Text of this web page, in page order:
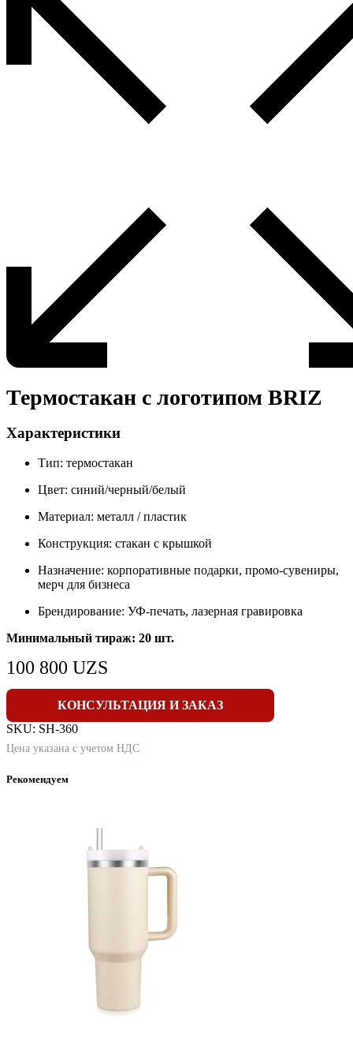
Термостакан с логотипом BRIZ
Характеристики
Тип: термостакан
Цвет: синий/черный/белый
Материал: металл / пластик
Конструкция: стакан с крышкой
Назначение: корпоративные подарки, промо-сувениры,
мерч для бизнеса
Брендирование: УФ-печать, лазерная гравировка
Минимальный тираж: 20 шт.
100 800 UZS
КОНСУЛЬТАЦИЯ И ЗАКАЗ
SKU: SH-360
Цена указана с учетом НДС
Рекомендуем